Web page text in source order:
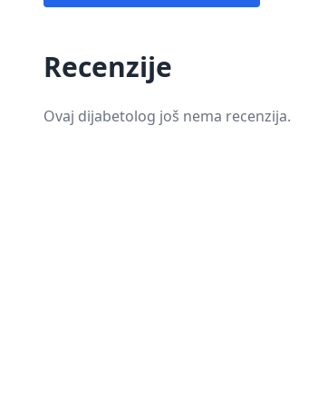
Recenzije
Ovaj dijabetolog još nema recenzija.